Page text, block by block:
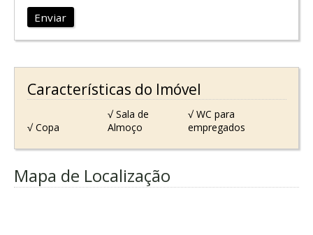
Enviar
Características do Imóvel
√ Copa
√ Sala de
Almoço
√ WC para
empregados
Mapa de Localização